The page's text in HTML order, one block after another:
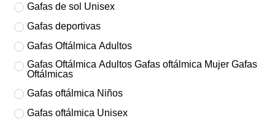
Gafas de sol Unisex
Gafas deportivas
Gafas Oftálmica Adultos
Gafas Oftálmica Adultos Gafas oftálmica Mujer Gafas
Oftálmicas
Gafas oftálmica Niños
Gafas oftálmica Unisex